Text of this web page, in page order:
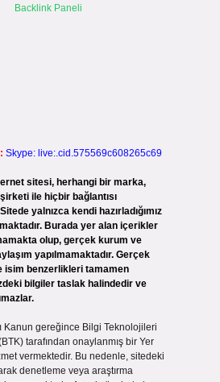
Skype: live:.cid.575569c608265c69
sitesi, herhangi bir marka,
ile hiçbir bağlantısı
yalnızca kendi hazırladığımız
Burada yer alan içerikler
olup, gerçek kurum ve
yapılmamaktadır. Gerçek
isim benzerlikleri tamamen
bilgiler taslak halindedir ve
Kanun gereğince Bilgi Teknolojileri
tarafından onaylanmış bir Yer
vermektedir. Bu nedenle, sitedeki
denetleme veya araştırma